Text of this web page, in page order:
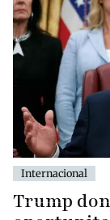
Internacional
Trump